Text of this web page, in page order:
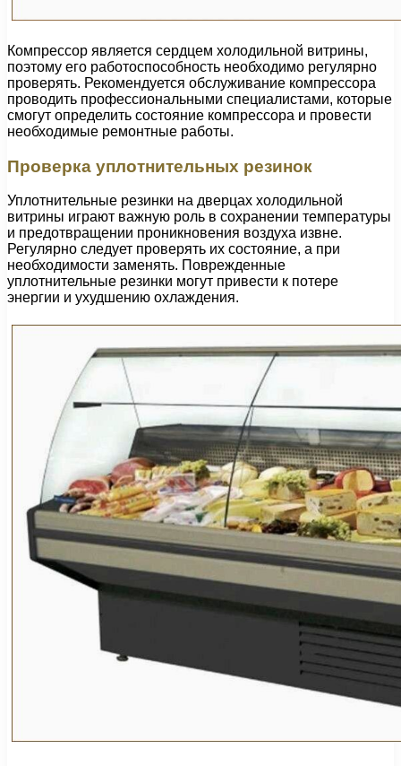
Компрессор является сердцем холодильной витрины,
поэтому его работоспособность необходимо регулярно
проверять. Рекомендуется обслуживание компрессора
проводить профессиональными специалистами, которые
смогут определить состояние компрессора и провести
необходимые ремонтные работы.
Проверка уплотнительных резинок
Уплотнительные резинки на дверцах холодильной
витрины играют важную роль в сохранении температуры
и предотвращении проникновения воздуха извне.
Регулярно следует проверять их состояние, а при
необходимости заменять. Поврежденные
уплотнительные резинки могут привести к потере
энергии и ухудшению охлаждения.